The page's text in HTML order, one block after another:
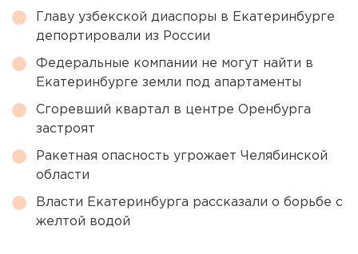
Главу узбекской диаспоры в Екатеринбурге
депортировали из России
Федеральные компании не могут найти в
Екатеринбурге земли под апартаменты
Сгоревший квартал в центре Оренбурга
застроят
Ракетная опасность угрожает Челябинской
области
Власти Екатеринбурга рассказали о борьбе с
желтой водой